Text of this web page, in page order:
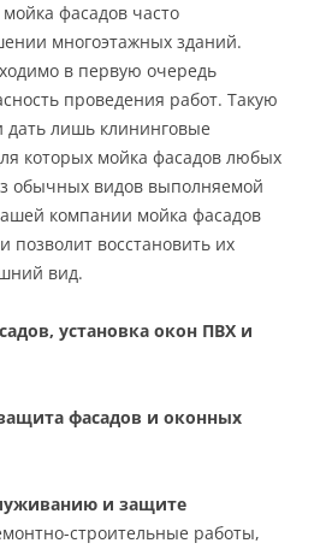
фасадов часто
многоэтажных зданий.
в первую очередь
проведения работ. Такую
дать лишь клининговые
которых мойка фасадов любых
обычных видов выполняемой
компании мойка фасадов
позволит восстановить их
вид.
установка окон ПВХ и
фасадов и оконных
и защите
строительные работы,